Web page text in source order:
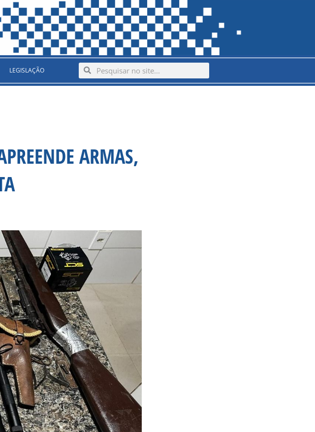
LEGISLAÇÃO SearchSearch
ARMAS,